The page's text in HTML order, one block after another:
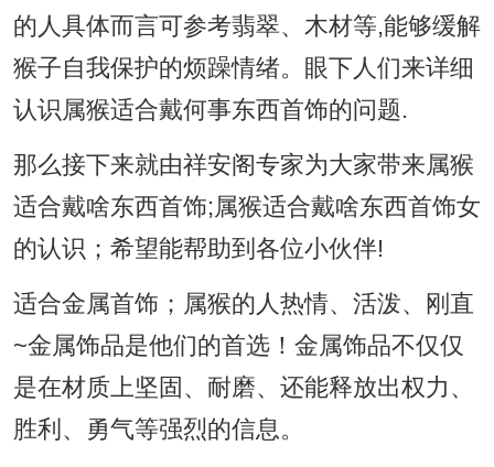
的人具体而言可参考翡翠、木材等,能够缓解
猴子自我保护的烦躁情绪。眼下人们来详细
认识属猴适合戴何事东西首饰的问题.
那么接下来就由祥安阁专家为大家带来属猴
适合戴啥东西首饰;属猴适合戴啥东西首饰女
的认识；希望能帮助到各位小伙伴!
适合金属首饰；属猴的人热情、活泼、刚直
~金属饰品是他们的首选！金属饰品不仅仅
是在材质上坚固、耐磨、还能释放出权力、
胜利、勇气等强烈的信息。